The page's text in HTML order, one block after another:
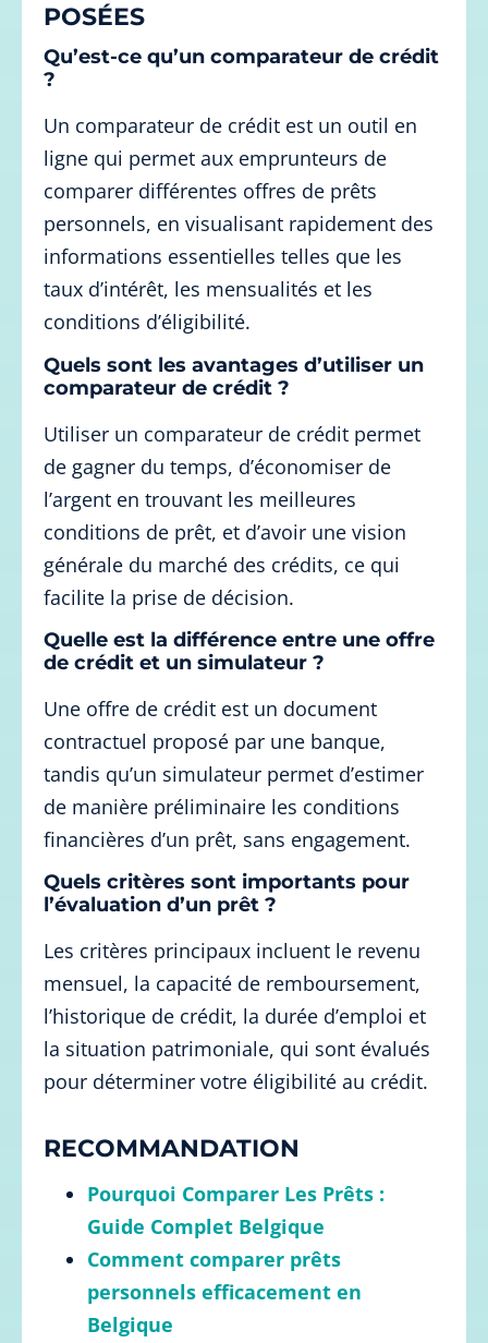
POSÉES
Qu’est-ce qu’un comparateur de crédit
?
Un comparateur de crédit est un outil en
ligne qui permet aux emprunteurs de
comparer différentes offres de prêts
personnels, en visualisant rapidement des
informations essentielles telles que les
taux d’intérêt, les mensualités et les
conditions d’éligibilité.
Quels sont les avantages d’utiliser un
comparateur de crédit ?
Utiliser un comparateur de crédit permet
de gagner du temps, d’économiser de
l’argent en trouvant les meilleures
conditions de prêt, et d’avoir une vision
générale du marché des crédits, ce qui
facilite la prise de décision.
Quelle est la différence entre une offre
de crédit et un simulateur ?
Une offre de crédit est un document
contractuel proposé par une banque,
tandis qu’un simulateur permet d’estimer
de manière préliminaire les conditions
financières d’un prêt, sans engagement.
Quels critères sont importants pour
l’évaluation d’un prêt ?
Les critères principaux incluent le revenu
mensuel, la capacité de remboursement,
l’historique de crédit, la durée d’emploi et
la situation patrimoniale, qui sont évalués
pour déterminer votre éligibilité au crédit.
RECOMMANDATION
Pourquoi Comparer Les Prêts :
Guide Complet Belgique
Comment comparer prêts
personnels efficacement en
Belgique